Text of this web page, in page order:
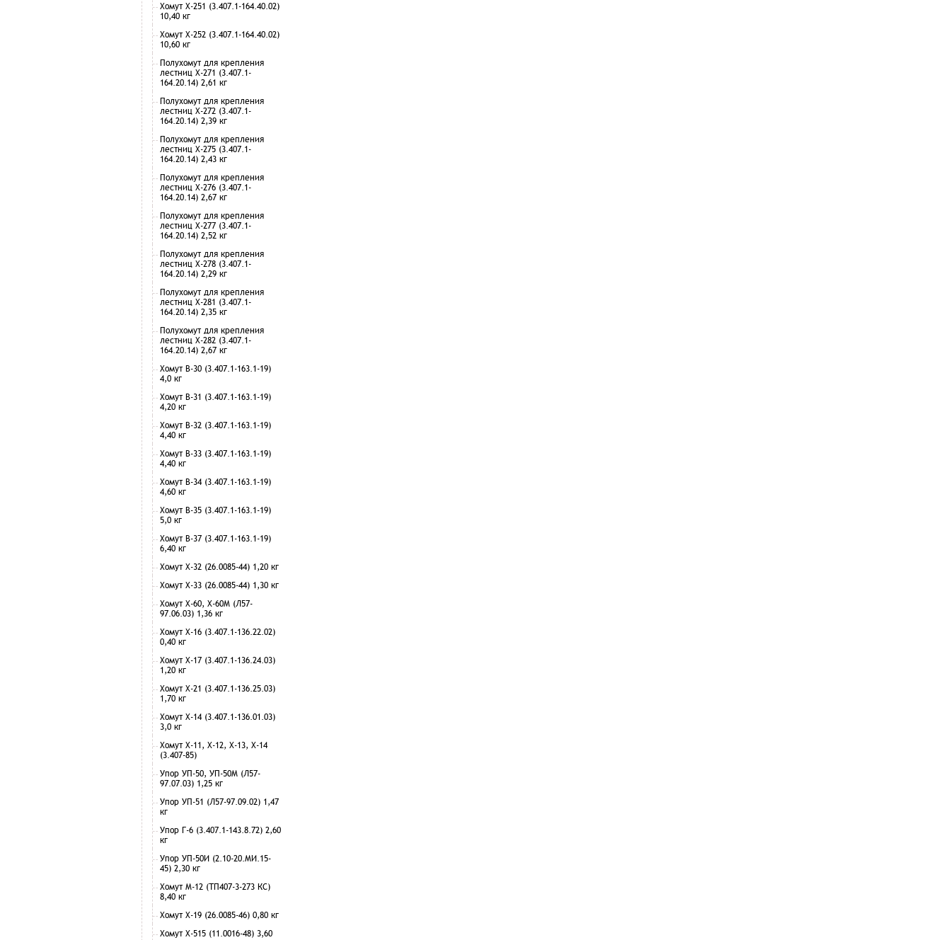
Хомут Х-251 (3.407.1-164.40.02)
10,40 кг
Хомут Х-252 (3.407.1-164.40.02)
10,60 кг
Полухомут для крепления
лестниц Х-271 (3.407.1-
164.20.14) 2,61 кг
Полухомут для крепления
лестниц Х-272 (3.407.1-
164.20.14) 2,39 кг
Полухомут для крепления
лестниц Х-275 (3.407.1-
164.20.14) 2,43 кг
Полухомут для крепления
лестниц Х-276 (3.407.1-
164.20.14) 2,67 кг
Полухомут для крепления
лестниц Х-277 (3.407.1-
164.20.14) 2,52 кг
Полухомут для крепления
лестниц Х-278 (3.407.1-
164.20.14) 2,29 кг
Полухомут для крепления
лестниц Х-281 (3.407.1-
164.20.14) 2,35 кг
Полухомут для крепления
лестниц Х-282 (3.407.1-
164.20.14) 2,67 кг
Хомут В-30 (3.407.1-163.1-19)
4,0 кг
Хомут В-31 (3.407.1-163.1-19)
4,20 кг
Хомут В-32 (3.407.1-163.1-19)
4,40 кг
Хомут В-33 (3.407.1-163.1-19)
4,40 кг
Хомут В-34 (3.407.1-163.1-19)
4,60 кг
Хомут В-35 (3.407.1-163.1-19)
5,0 кг
Хомут В-37 (3.407.1-163.1-19)
6,40 кг
Хомут Х-32 (26.0085-44) 1,20 кг
Хомут Х-33 (26.0085-44) 1,30 кг
Хомут Х-60, Х-60М (Л57-
97.06.03) 1,36 кг
Хомут Х-16 (3.407.1-136.22.02)
0,40 кг
Хомут Х-17 (3.407.1-136.24.03)
1,20 кг
Хомут Х-21 (3.407.1-136.25.03)
1,70 кг
Хомут Х-14 (3.407.1-136.01.03)
3,0 кг
Хомут Х-11, Х-12, Х-13, Х-14
(3.407-85)
Упор УП-50, УП-50М (Л57-
97.07.03) 1,25 кг
Упор УП-51 (Л57-97.09.02) 1,47
кг
Упор Г-6 (3.407.1-143.8.72) 2,60
кг
Упор УП-50И (2.10-20.МИ.15-
45) 2,30 кг
Хомут М-12 (ТП407-3-273 КС)
8,40 кг
Хомут Х-19 (26.0085-46) 0,80 кг
Хомут Х-515 (11.0016-48) 3,60